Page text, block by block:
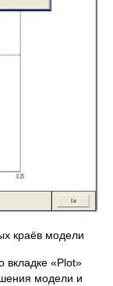
краёв модели
«Plot»
модели и